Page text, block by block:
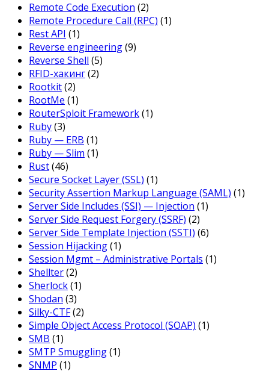
Remote Code Execution (2)
Remote Procedure Call (RPC) (1)
Rest API (1)
Reverse engineering(9)
Reverse Shell (5)
RFID-хакинг(2)
Rootkit(2)
RootMe (1)
RouterSploit Framework(1)
Ruby(3)
Ruby — ERB (1)
Ruby — Slim (1)
Rust(46)
Secure Socket Layer (SSL) (1)
Security Assertion Markup Language (SAML) (1)
Server Side Includes (SSI) — Injection (1)
Server Side Request Forgery (SSRF) (2)
Server Side Template Injection (SSTI) (6)
Session Hijacking(1)
Session Mgmt – Administrative Portals (1)
Shellter(2)
Sherlock(1)
Shodan (3)
Silky-CTF(2)
Simple Object Access Protocol (SOAP) (1)
SMB (1)
SMTP Smuggling(1)
SNMP (1)